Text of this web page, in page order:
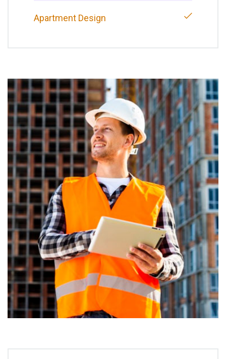
Apartment Design